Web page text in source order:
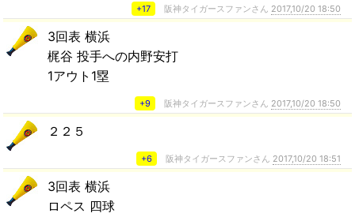
+17 阪神タイガースファンさん 2017,10/20 18:50
3回表 横浜
梶谷 投手への内野安打
1アウト1塁
+9 阪神タイガースファンさん 2017,10/20 18:50
２２５
+6 阪神タイガースファンさん 2017,10/20 18:51
3回表 横浜
ロペス 四球